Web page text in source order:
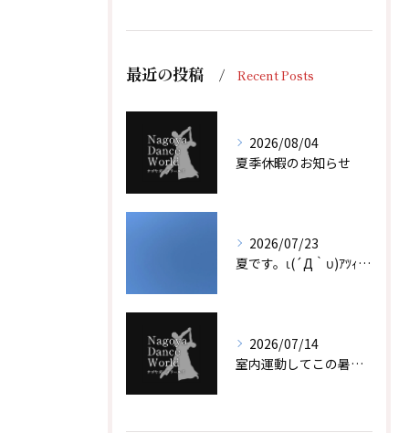
最近の投稿 Recent Posts
2026/08/04
夏季休暇のお知らせ
2026/07/23
夏です。ι(´Д｀υ)ｱﾂｨｰ！！
2026/07/14
室内運動してこの暑い夏を乗り越えよう！！
体験レッスン後、その場でご入会で1,000円引！
無料体験レッスンはこちらから
体験レッスン後、その場でご入会で1,000円引！
無料体験レッスンはこちらから